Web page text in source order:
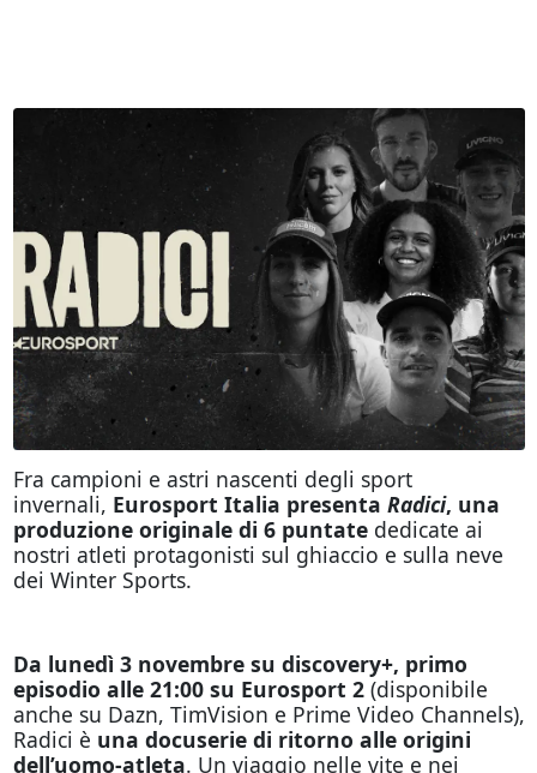
Fra campioni e astri nascenti degli sport
invernali, Eurosport Italia presenta Radici, una
produzione originale di 6 puntatededicate ai
nostri atleti protagonisti sul ghiaccio e sulla neve
dei Winter Sports.
Da lunedì 3 novembre su discovery+, primo
episodio alle 21:00 su Eurosport 2(disponibile
anche su Dazn, TimVision e Prime Video Channels),
Radici è una docuserie di ritorno alle origini
dell’uomo-atleta. Un viaggio nelle vite e nei